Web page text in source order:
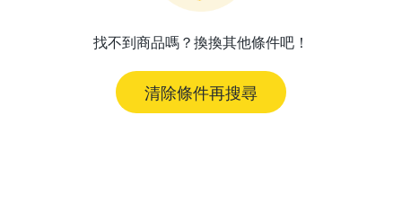
找不到商品嗎？換換其他條件吧！
清除條件再搜尋